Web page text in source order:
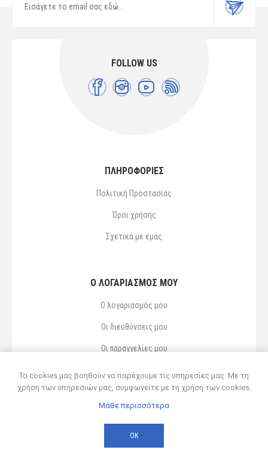
FOLLOW US
ΠΛΗΡΟΦΟΡΙΕΣ
Πολιτική Προστασίας
Όροι χρήσης
Σχετικά με εμάς
Ο ΛΟΓΑΡΙΑΣΜΌΣ ΜΟΥ
Ο λογαριασμός μου
Οι διευθύνσεις μου
Οι παραγγελίες μου
© 2026 Δ ΚΥΡΣΑΝΙΔΗΣ ΚΑΙ ΥΙΟΣ ΟΕ
Τα cookies μας βοηθούν να παρέχουμε τις υπηρεσίες μας. Με τη
χρήση των υπηρεσιών μας, συμφωνείτε με τη χρήση των cookies.
Μάθε περισσότερα
ΟΚ